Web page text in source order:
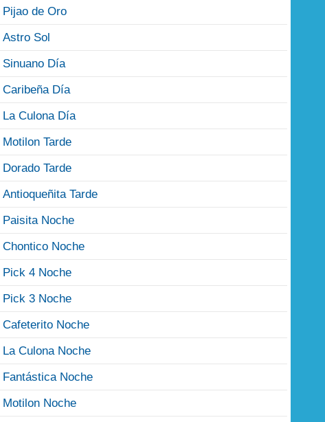
Pijao de Oro
Astro Sol
Sinuano Día
Caribeña Día
La Culona Día
Motilon Tarde
Dorado Tarde
Antioqueñita Tarde
Paisita Noche
Chontico Noche
Pick 4 Noche
Pick 3 Noche
Cafeterito Noche
La Culona Noche
Fantástica Noche
Motilon Noche